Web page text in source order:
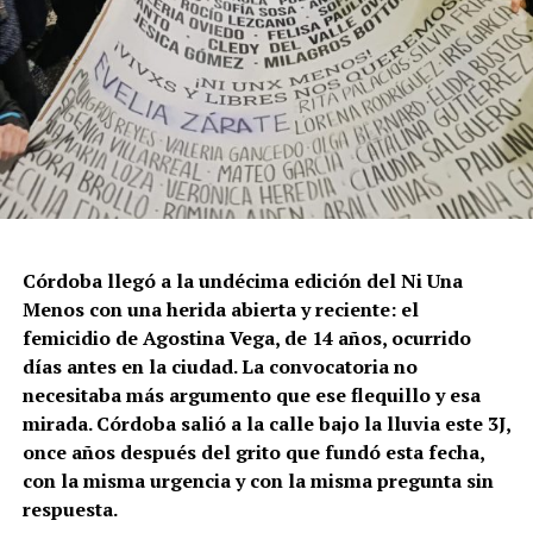
Córdoba llegó a la undécima edición del Ni Una
Menos con una herida abierta y reciente: el
femicidio de Agostina Vega, de 14 años, ocurrido
días antes en la ciudad. La convocatoria no
necesitaba más argumento que ese flequillo y esa
mirada. Córdoba salió a la calle bajo la lluvia este 3J,
once años después del grito que fundó esta fecha,
con la misma urgencia y con la misma pregunta sin
respuesta.